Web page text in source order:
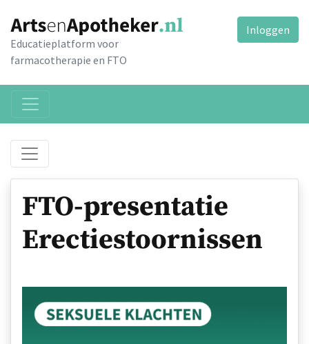
Educatieplatform voor
farmacotherapie en FTO
Inloggen
FTO-presentatie
Erectiestoornissen